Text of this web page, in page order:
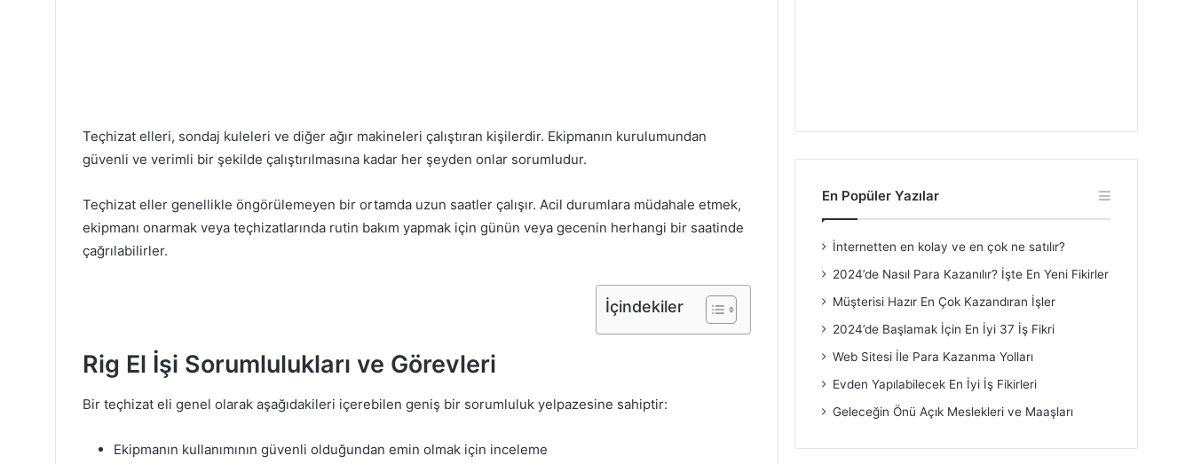
Teçhizat elleri, sondaj kuleleri ve diğer ağır makineleri çalıştıran kişilerdir. Ekipmanın kurulumundan
güvenli ve verimli bir şekilde çalıştırılmasına kadar her şeyden onlar sorumludur.
Teçhizat eller genellikle öngörülemeyen bir ortamda uzun saatler çalışır. Acil durumlara müdahale etmek,
ekipmanı onarmak veya teçhizatlarında rutin bakım yapmak için günün veya gecenin herhangi bir saatinde
çağrılabilirler.
İçindekiler
Rig El İşi Sorumlulukları ve Görevleri
Bir teçhizat eli genel olarak aşağıdakileri içerebilen geniş bir sorumluluk yelpazesine sahiptir:
Ekipmanın kullanımının güvenli olduğundan emin olmak için inceleme
En Popüler Yazılar
İnternetten en kolay ve en çok ne satılır?
2024’de Nasıl Para Kazanılır? İşte En Yeni Fikirler
Müşterisi Hazır En Çok Kazandıran İşler
2024’de Başlamak İçin En İyi 37 İş Fikri
Web Sitesi İle Para Kazanma Yolları
Evden Yapılabilecek En İyi İş Fikirleri
Geleceğin Önü Açık Meslekleri ve Maaşları